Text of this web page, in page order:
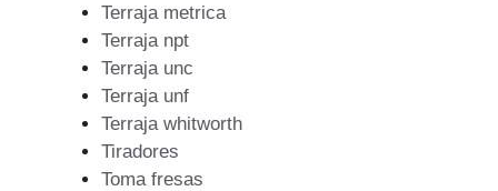
Terraja metrica
Terraja npt
Terraja unc
Terraja unf
Terraja whitworth
Tiradores
Toma fresas